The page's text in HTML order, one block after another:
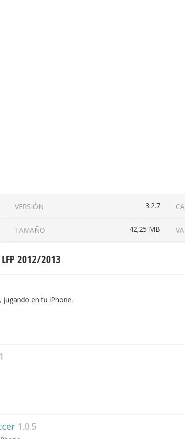
VERSIÓN 3.2.7
TAMAÑO 42,25 MB
2012/2013
en tu iPhone.
1.0.5